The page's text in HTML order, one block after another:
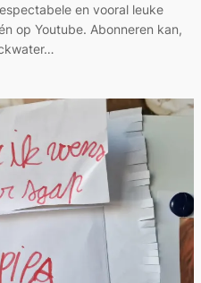
en vooral leuke
op Youtube. Abonneren kan,